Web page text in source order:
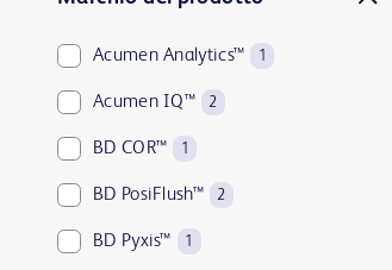
Acumen Analytics™ 1
Acumen IQ™ 2
BD COR™ 1
BD PosiFlush™ 2
BD Pyxis™ 1